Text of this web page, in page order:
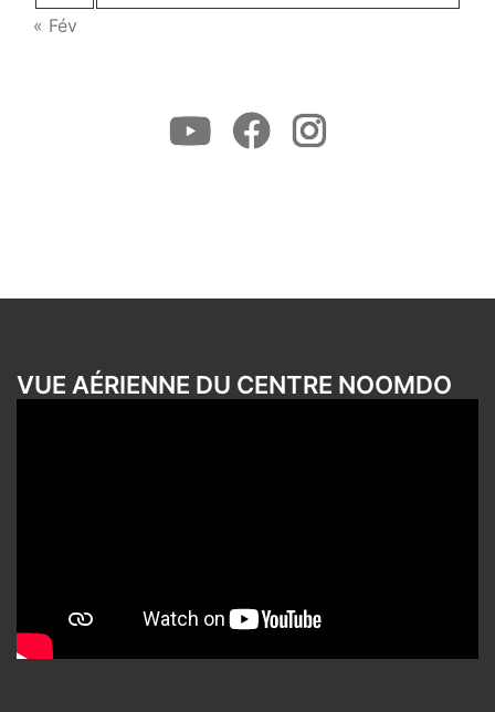
« Fév
Youtube FacebookInstagram
VUE AÉRIENNE DU CENTRE NOOMDO